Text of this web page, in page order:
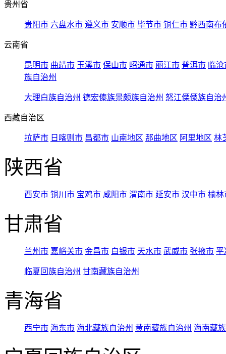
贵州省
贵阳市 六盘水市 遵义市 安顺市 毕节市 铜仁市 黔西南布
云南省
昆明市 曲靖市 玉溪市 保山市 昭通市 丽江市 普洱市 临
族自治州
大理白族自治州 德宏傣族景颇族自治州 怒江傈僳族自治
西藏自治区
拉萨市 日喀则市 昌都市 山南地区 那曲地区 阿里地区 林
陕西省
西安市 铜川市 宝鸡市 咸阳市 渭南市 延安市 汉中市 榆林
甘肃省
兰州市 嘉峪关市 金昌市 白银市 天水市 武威市 张掖市 平
临夏回族自治州 甘南藏族自治州
青海省
西宁市 海东市 海北藏族自治州 黄南藏族自治州 海南藏